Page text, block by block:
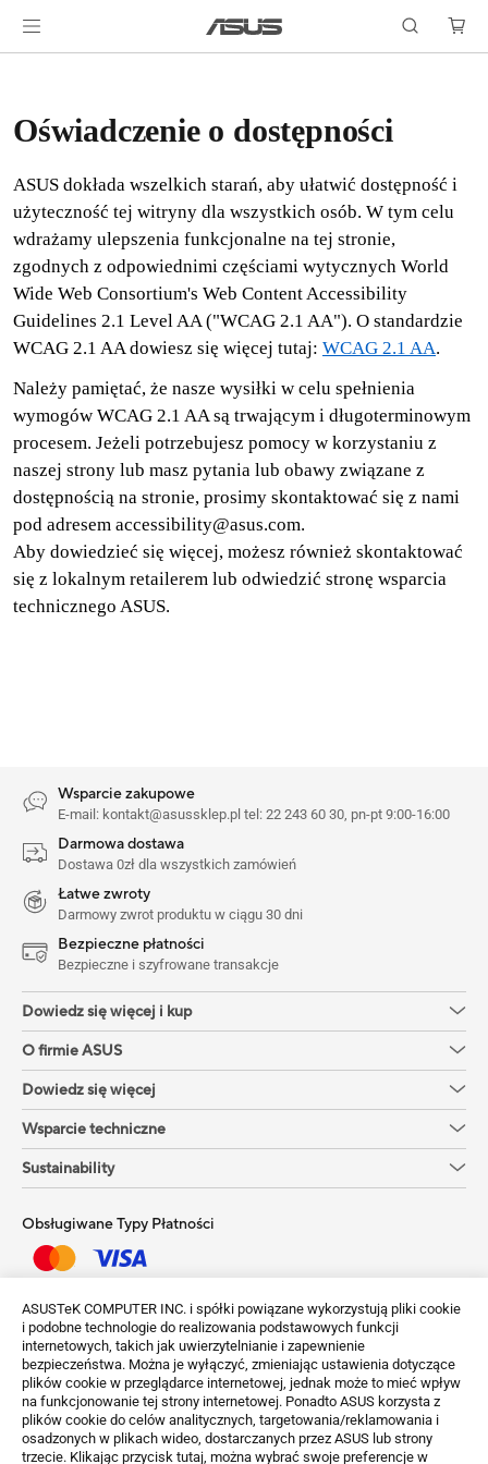
ASUSTeK COMPUTER INC. i spółki powiązane wykorzystują pliki cookie
i podobne technologie do realizowania podstawowych funkcji
internetowych, takich jak uwierzytelnianie i zapewnienie
bezpieczeństwa. Można je wyłączyć, zmieniając ustawienia dotyczące
plików cookie w przeglądarce internetowej, jednak może to mieć wpływ
na funkcjonowanie tej strony internetowej. Ponadto ASUS korzysta z
plików cookie do celów analitycznych, targetowania/reklamowania i
osadzonych w plikach wideo, dostarczanych przez ASUS lub strony
trzecie. Klikając przycisk tutaj, można wybrać swoje preferencje w
Oświadczenie o dostępności
ASUS dokłada wszelkich starań, aby ułatwić dostępność i
użyteczność tej witryny dla wszystkich osób. W tym celu
wdrażamy ulepszenia funkcjonalne na tej stronie,
zgodnych z odpowiednimi częściami wytycznych World
Wide Web Consortium's Web Content Accessibility
Guidelines 2.1 Level AA ("WCAG 2.1 AA"). O standardzie
WCAG 2.1 AA dowiesz się więcej tutaj: WCAG 2.1 AA.
Należy pamiętać, że nasze wysiłki w celu spełnienia
wymogów WCAG 2.1 AA są trwającym i długoterminowym
procesem. Jeżeli potrzebujesz pomocy w korzystaniu z
naszej strony lub masz pytania lub obawy związane z
dostępnością na stronie, prosimy skontaktować się z nami
pod adresem accessibility@asus.com.
Aby dowiedzieć się więcej, możesz również skontaktować
się z lokalnym retailerem lub odwiedzić stronę wsparcia
technicznego ASUS.
Wsparcie zakupowe
E-mail: kontakt@asussklep.pl tel: 22 243 60 30, pn-pt 9:00-16:00
Darmowa dostawa
Dostawa 0zł dla wszystkich zamówień
Łatwe zwroty
Darmowy zwrot produktu w ciągu 30 dni
Bezpieczne płatności
Bezpieczne i szyfrowane transakcje
Dowiedz się więcej i kup
O firmie ASUS
Dowiedz się więcej
Wsparcie techniczne
Sustainability
Obsługiwane Typy Płatności
Uzyskaj najnowsze oferty i więcej